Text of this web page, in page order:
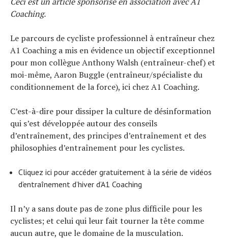
Coaching.
Le parcours de cycliste professionnel à entraîneur chez
A1 Coaching a mis en évidence un objectif exceptionnel
pour mon collègue Anthony Walsh (entraîneur-chef) et
moi-même, Aaron Buggle (entraîneur/spécialiste du
conditionnement de la force), ici chez A1 Coaching.
C’est-à-dire pour dissiper la culture de désinformation
qui s’est développée autour des conseils
d’entraînement, des principes d’entraînement et des
philosophies d’entraînement pour les cyclistes.
Cliquez ici pour accéder gratuitement à la série de vidéos
d’entraînement d’hiver d’A1 Coaching
Il n’y a sans doute pas de zone plus difficile pour les
cyclistes; et celui qui leur fait tourner la tête comme
aucun autre, que le domaine de la musculation.